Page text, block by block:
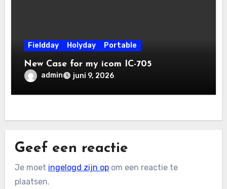
Fieldday Holyday Portable
New Case for my icom IC-705
admin juni 9, 2026
Geef een reactie
Je moet ingelogd zijn opom een reactie te
plaatsen.